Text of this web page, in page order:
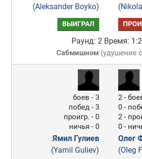
(Aleksander Boyko)
ВЫИГРАЛ
Раунд: 2 Время:
Сабмишном(удушение
боев - 3
побед - 3
проигр. - 0
ничья - 0
Ямил Гулиев
(Yamil Guliev)
2 -
0 -
2 -
0 -
Олег
(Oleg